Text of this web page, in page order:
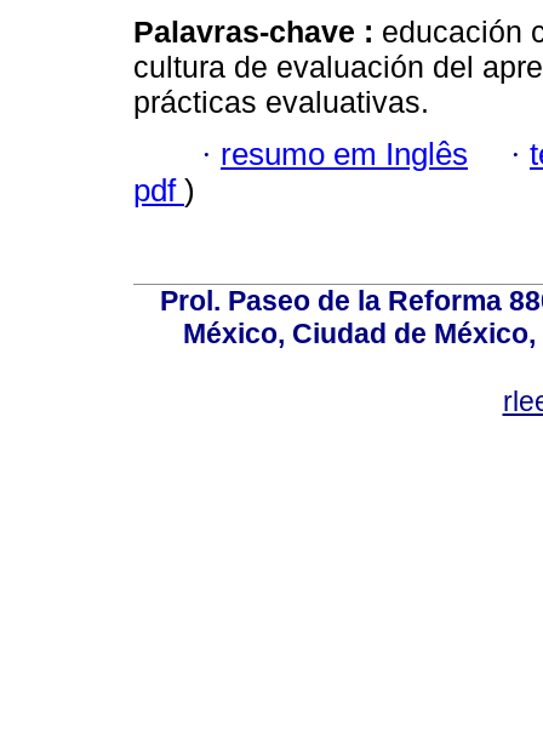
Palavras-chave : educación
cultura de evaluación del
prácticas evaluativas.
· resumo em Inglês ·
pdf )
Prol. Paseo de la Reforma
México, Ciudad de México,